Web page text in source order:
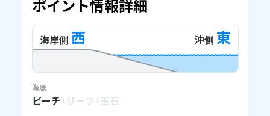
ポイント情報詳細
海岸側 西 沖側 東
海底
ビーチ リーフ 玉石